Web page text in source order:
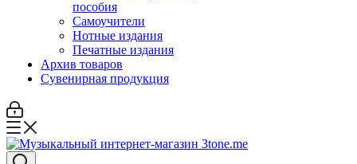
пособия
Самоучители
Нотные издания
Печатные издания
Архив товаров
Сувенирная продукция